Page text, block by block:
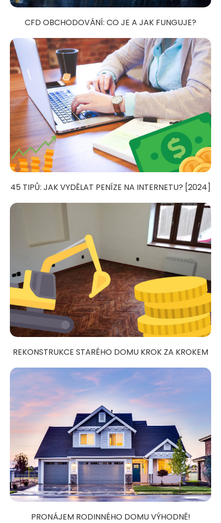
CFD OBCHODOVÁNÍ: CO JE A JAK FUNGUJE?
45 TIPŮ: JAK VYDĚLAT PENÍZE NA INTERNETU? [2024]
REKONSTRUKCE STARÉHO DOMU KROK ZA KROKEM
PRONÁJEM RODINNÉHO DOMU VÝHODNĚ!